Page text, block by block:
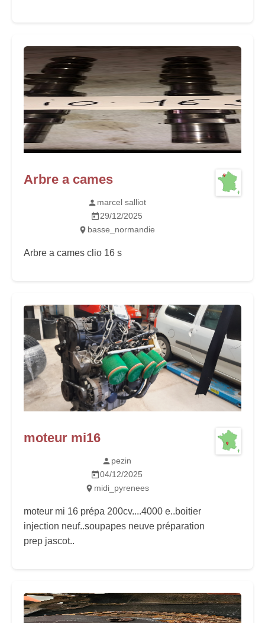
Arbre a cames
marcel salliot
29/12/2025
basse_normandie
Arbre a cames clio 16 s
moteur mi16
pezin
04/12/2025
midi_pyrenees
moteur mi 16 prépa 200cv....4000 e..boitier
injection neuf..soupapes neuve préparation
prep jascot..